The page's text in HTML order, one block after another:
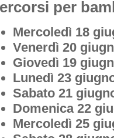
per
Mercoledì 18
Venerdì 20
Giovedì 19
Lunedì 23
Sabato 21
Domenica 22
Mercoledì 25